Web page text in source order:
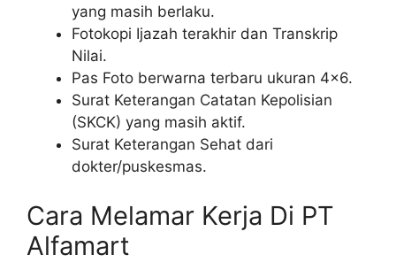
yang masih berlaku.
Fotokopi Ijazah terakhir dan Transkrip
Nilai.
Pas Foto berwarna terbaru ukuran 4×6.
Surat Keterangan Catatan Kepolisian
(SKCK) yang masih aktif.
Surat Keterangan Sehat dari
dokter/puskesmas.
Cara Melamar Kerja Di PT
Alfamart